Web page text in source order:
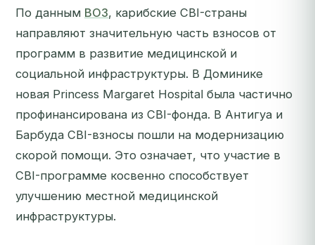
По данным ВОЗ, карибские CBI-страны
направляют значительную часть взносов от
программ в развитие медицинской и
социальной инфраструктуры. В Доминике
новая Princess Margaret Hospital была частично
профинансирована из CBI-фонда. В Антигуа и
Барбуда CBI-взносы пошли на модернизацию
скорой помощи. Это означает, что участие в
CBI-программе косвенно способствует
улучшению местной медицинской
инфраструктуры.